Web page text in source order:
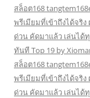
สล็อต168
พรีเมียมที่เข้าถึงได้จริ
ด่วน คัดมาแล้ว เล่นได้
ทันที Top 19 by
สล็อต168
พรีเมียมที่เข้าถึงได้จริ
ด่วน คัดมาแล้ว เล่นได้